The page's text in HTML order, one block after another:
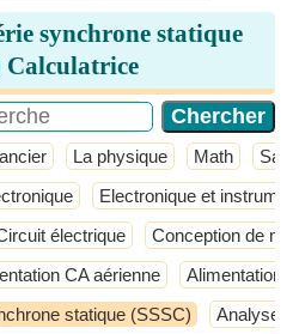
synchrone statique
Calculatrice
La physique Math
Electronique et
électrique Conception de
CA aérienne Alimentation
statique (SSSC) Analyse